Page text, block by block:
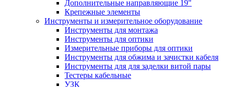
Дополнительные направляющие 19"
Крепежные элементы
Инструменты и измерительное оборудование
Инструменты для монтажа
Инструменты для оптики
Измерительные приборы для оптики
Инструменты для обжима и зачистки кабеля
Инструменты для для заделки витой пары
Тестеры кабельные
УЗК